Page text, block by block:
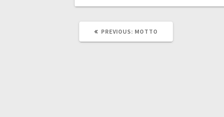
PREVIOUS: PREVIOUS
MOTTO